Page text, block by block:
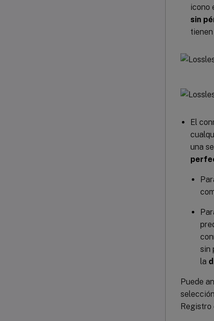
icono
sin
El
una
sin
la
Puede
Registro